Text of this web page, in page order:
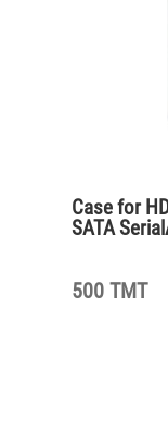
Case for
SATA
500 TMT